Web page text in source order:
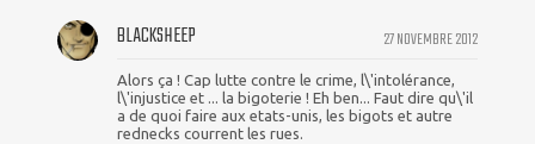
27 NOVEMBRE 2012
BLACKSHEEP
Alors ça ! Cap lutte contre le crime, l\'intolérance,
l\'injustice et ... la bigoterie ! Eh ben... Faut dire qu\'il
a de quoi faire aux etats-unis, les bigots et autre
rednecks courrent les rues.